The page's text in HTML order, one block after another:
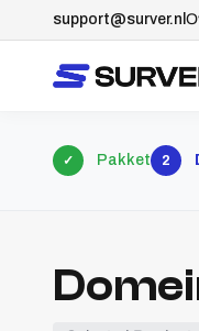
support@surver.nl
✓ Pakket 2